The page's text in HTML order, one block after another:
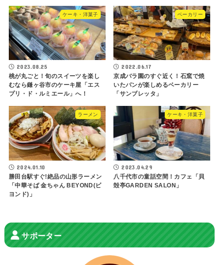
ケーキ・洋菓子
2023.08.25
桃が丸ごと！旬のスイーツを楽し
むなら鎌ヶ谷市のケーキ屋「エス
プリ・ド・ルミエール」へ！
ベーカリー
2022.06.17
京成バラ園のすぐ近く！石窯で焼
いたパンが楽しめるベーカリー
「サンブレッタ」
ラーメン
2024.01.10
勝田台駅すぐ!絶品の山形ラーメン
「中華そば 金ちゃん BEYOND(ビ
ヨンド)」
ケーキ・洋菓子
2023.04.29
八千代市の童話空間！カフェ「貝
殻亭GARDEN SALON」
サポーター